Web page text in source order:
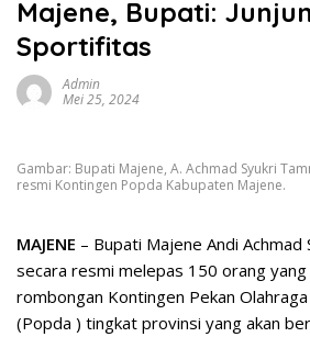
Majene, Bupati:
Sportifitas
Admin
Mei 25, 2024
Gambar: Bupati Majene, A. Achmad Syukri
resmi Kontingen Popda Kabupaten Majene.
MAJENE – Bupati Majene Andi Achmad
secara resmi melepas 150 orang
rombongan Kontingen Pekan
(Popda ) tingkat provinsi yang akan